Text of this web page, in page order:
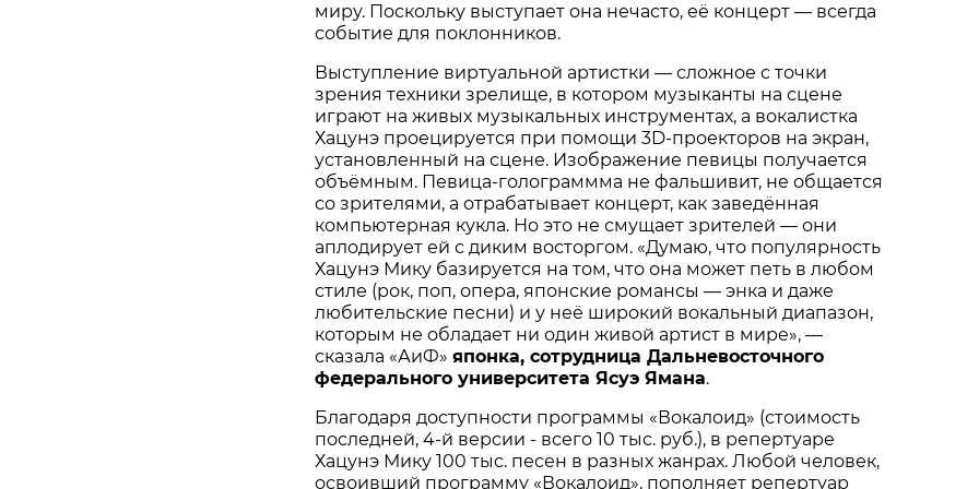
миру. Поскольку выступает она нечасто, её концерт — всегда
событие для поклонников.
Выступление виртуальной артистки — сложное с точки
зрения техники зрелище, в котором музыканты на сцене
играют на живых музыкальных инструментах, а вокалистка
Хацунэ проецируется при помощи 3D-проекторов на экран,
установленный на сцене. Изображение певицы получается
объёмным. Певица-голограммма не фальшивит, не общается
со зрителями, а отрабатывает концерт, как заведённая
компьютерная кукла. Но это не смущает зрителей — они
аплодирует ей с диким восторгом. «Думаю, что популярность
Хацунэ Мику базируется на том, что она может петь в любом
стиле (рок, поп, опера, японские романсы — энка и даже
любительские песни) и у неё широкий вокальный диапазон,
которым не обладает ни один живой артист в мире», —
сказала «АиФ» японка, сотрудница Дальневосточного
федерального университета Ясуэ Ямана.
Благодаря доступности программы «Вокалоид» (стоимость
последней, 4-й версии - всего 10 тыс. руб.), в репертуаре
Хацунэ Мику 100 тыс. песен в разных жанрах. Любой человек,
освоивший программу «Вокалоид», пополняет репертуар